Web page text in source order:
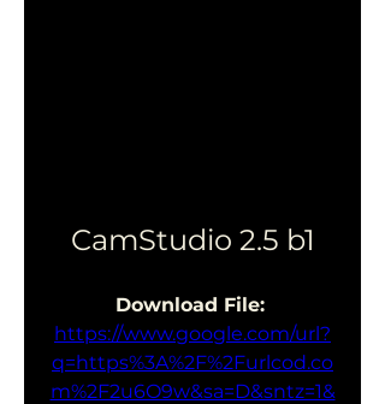
CamStudio 2.5 b1
Download File:
https://www.google.com/url?
q=https%3A%2F%2Furlcod.co
m%2F2u6O9w&sa=D&sntz=1&